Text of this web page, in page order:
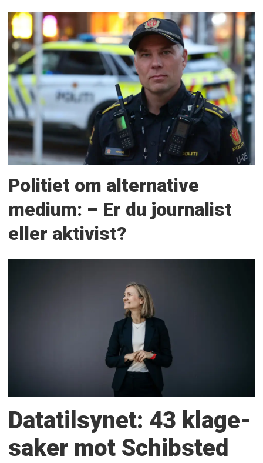
Politiet om alternative
medium: – Er du journalist
eller aktivist?
Datatilsynet: 43 klage­
saker mot Schibsted